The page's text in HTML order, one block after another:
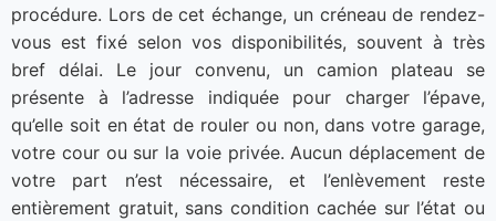
procédure. Lors de cet échange, un créneau de rendez-
vous est fixé selon vos disponibilités, souvent à très
bref délai. Le jour convenu, un camion plateau se
présente à l’adresse indiquée pour charger l’épave,
qu’elle soit en état de rouler ou non, dans votre garage,
votre cour ou sur la voie privée. Aucun déplacement de
votre part n’est nécessaire, et l’enlèvement reste
entièrement gratuit, sans condition cachée sur l’état ou